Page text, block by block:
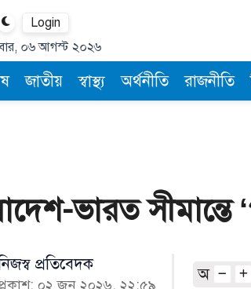
Login
০৬ আগস্ট ২০২৬
জাতীয় স্বাস্থ্য অর্থনীতি রাজনীতি
ভারত সীমান্তে
প্রতিবেদক
০২ জুন ২০২৬, ২২:৫৯
অ